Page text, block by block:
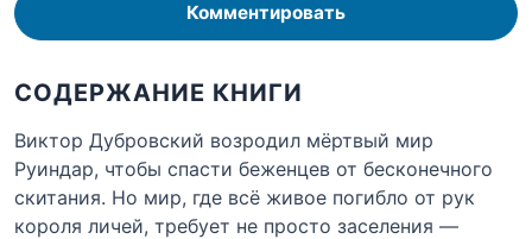
Комментировать
СОДЕРЖАНИЕ КНИГИ
Виктор Дубровский возродил мёртвый мир
Руиндар, чтобы спасти беженцев от бесконечного
скитания. Но мир, где всё живое погибло от рук
короля личей, требует не просто заселения —